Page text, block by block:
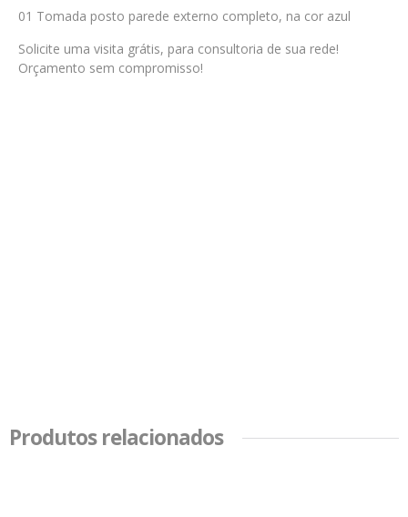
01 Tomada posto parede externo completo, na cor azul
Solicite uma visita grátis, para consultoria de sua rede!
Orçamento sem compromisso!
Produtos relacionados